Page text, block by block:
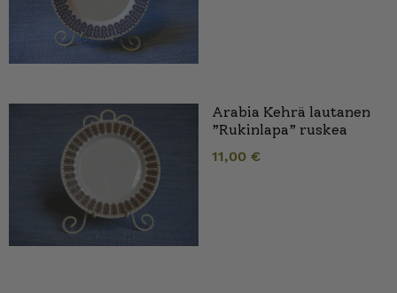
Arabia Kehrä lautanen
”Rukinlapa” ruskea
11,00 €